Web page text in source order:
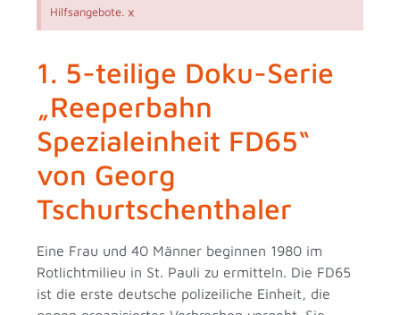
Hilfsangebote. ×
1. 5-teilige Doku-Serie
„Reeperbahn
Spezialeinheit FD65“
von Georg
Tschurtschenthaler
Eine Frau und 40 Männer beginnen 1980 im
Rotlichtmilieu in St. Pauli zu ermitteln. Die FD65
ist die erste deutsche polizeiliche Einheit, die